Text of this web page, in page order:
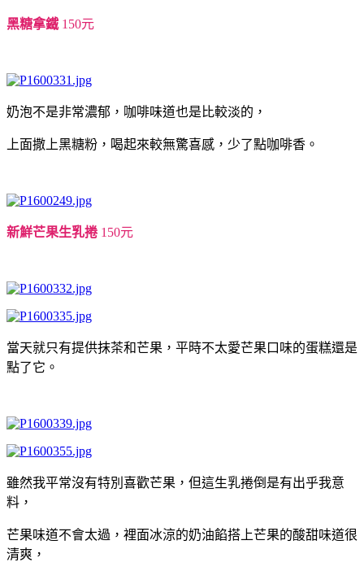
黑糖拿鐵150元
奶泡不是非常濃郁，咖啡味道也是比較淡的，
上面撒上黑糖粉，喝起來較無驚喜感，少了點咖啡香。
新鮮芒果生乳捲150元
當天就只有提供抹茶和芒果，平時不太愛芒果口味的蛋糕還是
點了它。
雖然我平常沒有特別喜歡芒果，但這生乳捲倒是有出乎我意
料，
芒果味道不會太過，裡面冰涼的奶油餡搭上芒果的酸甜味道很
清爽，